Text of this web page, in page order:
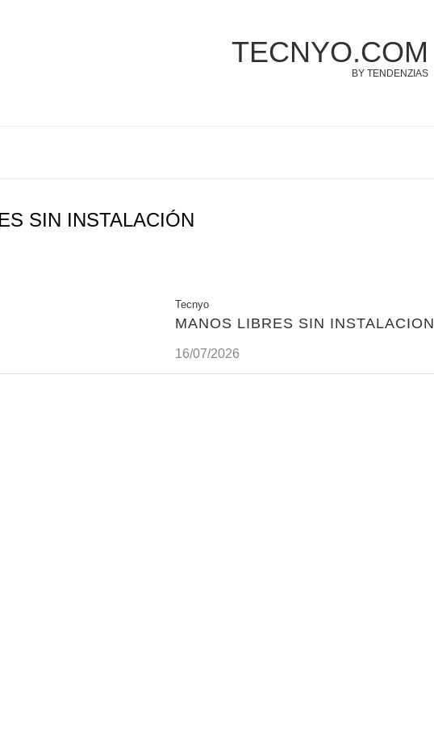
TECNYO.COM
BY TENDENZIAS
SIN INSTALACIÓN
Tecnyo
MANOS LIBRES SIN INSTALACION
16/07/2026